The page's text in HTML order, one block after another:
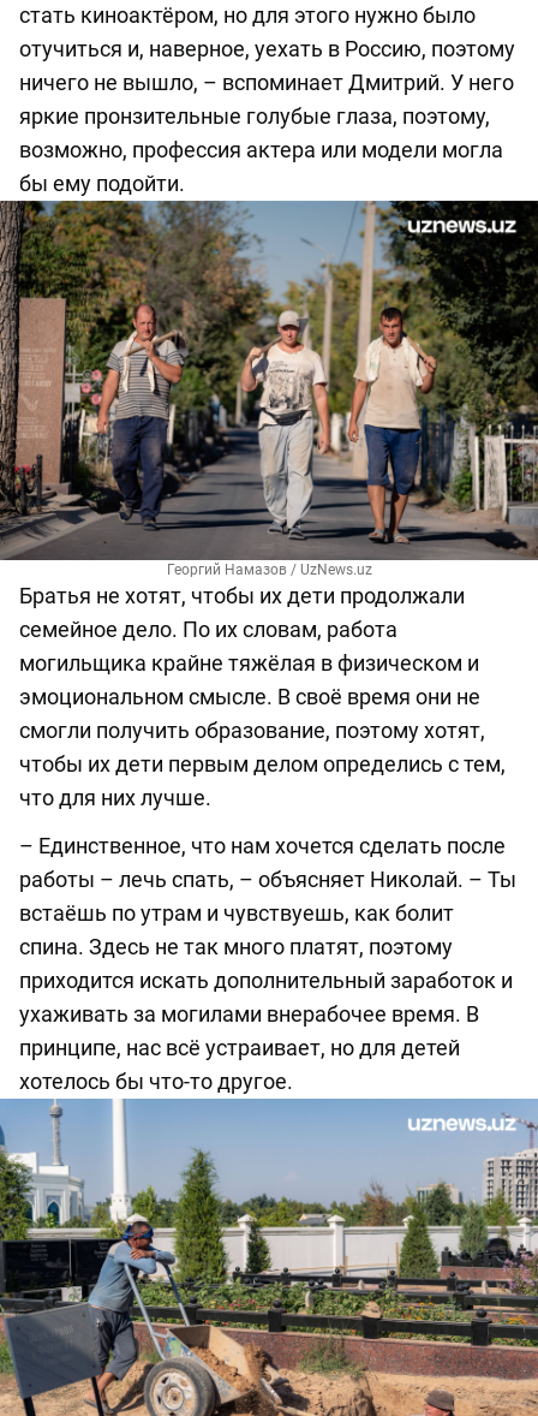
стать киноактёром, но для этого нужно было
отучиться и, наверное, уехать в Россию, поэтому
ничего не вышло, – вспоминает Дмитрий. У него
яркие пронзительные голубые глаза, поэтому,
возможно, профессия актера или модели могла
бы ему подойти.
Георгий Намазов / UzNews.uz
Братья не хотят, чтобы их дети продолжали
семейное дело. По их словам, работа
могильщика крайне тяжёлая в физическом и
эмоциональном смысле. В своё время они не
смогли получить образование, поэтому хотят,
чтобы их дети первым делом определись с тем,
что для них лучше.
– Единственное, что нам хочется сделать после
работы – лечь спать, – объясняет Николай. – Ты
встаёшь по утрам и чувствуешь, как болит
спина. Здесь не так много платят, поэтому
приходится искать дополнительный заработок и
ухаживать за могилами внерабочее время. В
принципе, нас всё устраивает, но для детей
хотелось бы что-то другое.